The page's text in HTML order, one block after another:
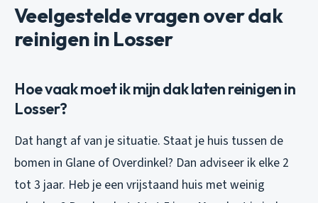
Veelgestelde vragen over dak
reinigen in Losser
Hoe vaak moet ik mijn dak laten reinigen in
Losser?
Dat hangt af van je situatie. Staat je huis tussen de
bomen in Glane of Overdinkel? Dan adviseer ik elke 2
tot 3 jaar. Heb je een vrijstaand huis met weinig